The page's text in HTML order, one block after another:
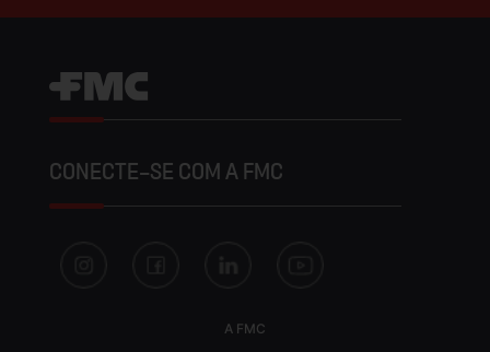
CONECTE-SE COM A FMC
A FMC